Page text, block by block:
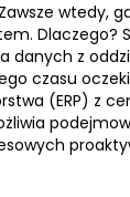
wtedy,
z
czasu
(ERP) z